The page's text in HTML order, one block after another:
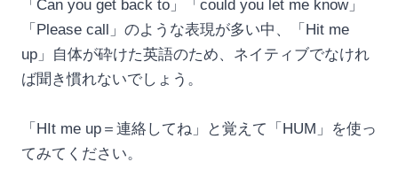
「Can you get back to」「could you let me know」
「Please call」のような表現が多い中、「Hit me
up」自体が砕けた英語のため、ネイティブでなけれ
ば聞き慣れないでしょう。
「HIt me up＝連絡してね」と覚えて「HUM」を使っ
てみてください。